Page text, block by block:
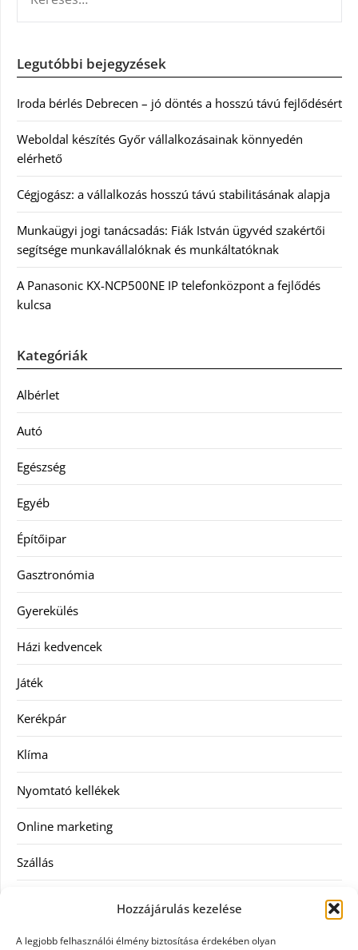
Hozzájárulás kezelése
A legjobb felhasználói élmény biztosítása érdekében olyan
Legutóbbi bejegyzések
Iroda bérlés Debrecen – jó döntés a hosszú távú fejlődésért
Weboldal készítés Győr vállalkozásainak könnyedén
elérhető
Cégjogász: a vállalkozás hosszú távú stabilitásának alapja
Munkaügyi jogi tanácsadás: Fiák István ügyvéd szakértői
segítsége munkavállalóknak és munkáltatóknak
A Panasonic KX-NCP500NE IP telefonközpont a fejlődés
kulcsa
Kategóriák
Albérlet
Autó
Egészség
Egyéb
Építőipar
Gasztronómia
Gyerekülés
Házi kedvencek
Játék
Kerékpár
Klíma
Nyomtató kellékek
Online marketing
Szállás
Szellőztető